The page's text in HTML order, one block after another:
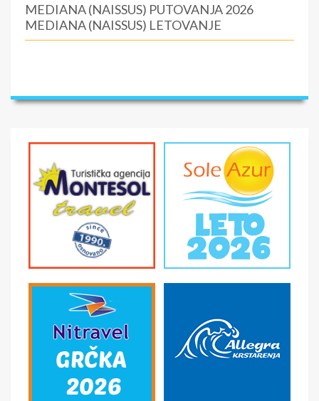
MEDIANA (NAISSUS) PUTOVANJA 2026
MEDIANA (NAISSUS) LETOVANJE